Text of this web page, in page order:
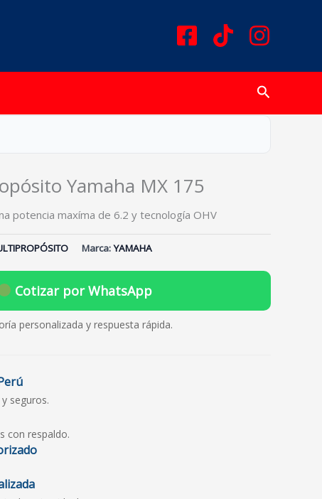
Buscar
Yamaha MX 175
potencia maxíma de 6.2 y tecnología OHV
Marca:YAMAHA
Cotizar por WhatsApp
personalizada y respuesta rápida.
seguros.
con respaldo.